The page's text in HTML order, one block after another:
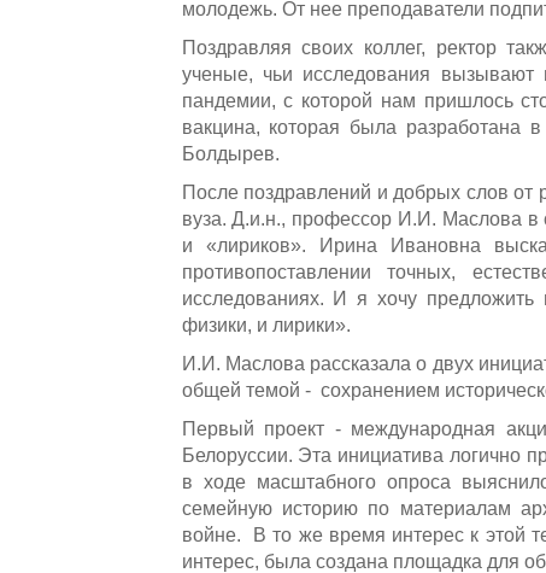
молодежь. От нее преподаватели
Поздравляя своих коллег, ректор
ученые, чьи исследования
пандемии, с которой нам пришлось
вакцина, которая была разработана
Болдырев.
После поздравлений и добрых слов от
вуза. Д.и.н., профессор И.И. Маслова в
и «лириков». Ирина Ивановна
противопоставлении точных,
исследованиях. И я хочу
физики, и лирики».
И.И. Маслова рассказала о двух
общей темой - сохранением
Первый проект - международная
Белоруссии. Эта инициатива логично
в ходе масштабного опроса
семейную историю по материалам
войне. В то же время интерес к этой
интерес, была создана площадка для